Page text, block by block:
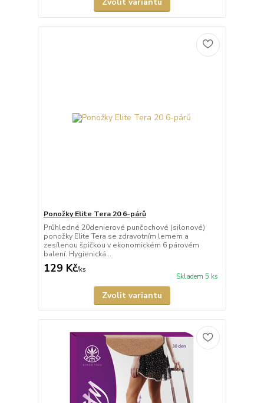
Ponožky Elite Tera 20 6-párů
Průhledné 20denierové punčochové (silonové)
ponožky Elite Tera se zdravotním lemem a
zesílenou špičkou v ekonomickém 6 párovém
balení. Hygienická...
129 Kč/ks
Skladem 5 ks
Zvolit variantu